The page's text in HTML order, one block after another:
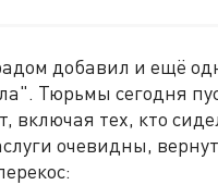
добавил и ещё
Тюрьмы сегодня
включая тех, кто
очевидны,